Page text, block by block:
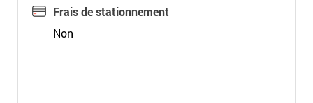
Frais de stationnement
Non